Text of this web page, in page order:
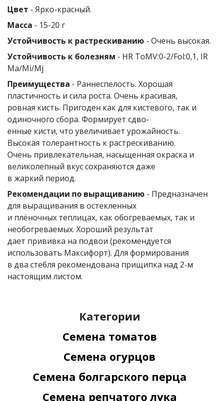
Цвет - Ярко-красный.
Масса - 15-20 г
Устойчивость к растрескиванию - Очень высокая.
Устойчивость к болезням - HR ToMV:0-2/Fol:0,1, IR
Ma/Mi/Mj
Преимущества - Раннеспелость. Хорошая
пластичность и сила роста. Очень красивая,
ровная кисть. Пригоден как для кистевого, так и
одиночного сбора. Формирует сдво-
енные кисти, что увеличивает урожайность.
Высокая толерантность к растрескиванию.
Очень привлекательная, насыщенная окраска и
великолепный вкус сохраняются даже
в жаркий период.
Рекомендации по выращиванию - Предназначен
для выращивания в остекленных
и плёночных теплицах, как обогреваемых, так и
необогреваемых. Хороший результат
дает прививка на подвои (рекомендуется
использовать Максифорт). Для формирования
в два стебля рекомендована прищипка над 2-м
настоящим листом.
Категории
Семена томатов
Семена огурцов
Семена болгарского перца
Семена репчатого лука